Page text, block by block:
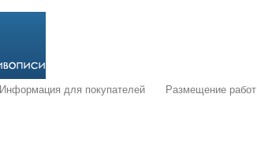
Информация для покупателей Размещение работ